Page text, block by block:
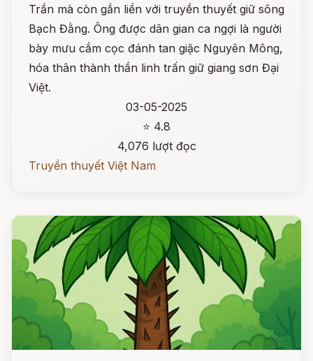
Trần mà còn gắn liền với truyền thuyết giữ sông
Bạch Đằng. Ông được dân gian ca ngợi là người
bày mưu cắm cọc đánh tan giặc Nguyên Mông,
hóa thân thành thần linh trấn giữ giang sơn Đại
Việt.
03-05-2025
⭐ 4.8
4,076 lượt đọc
Truyền thuyết Việt Nam